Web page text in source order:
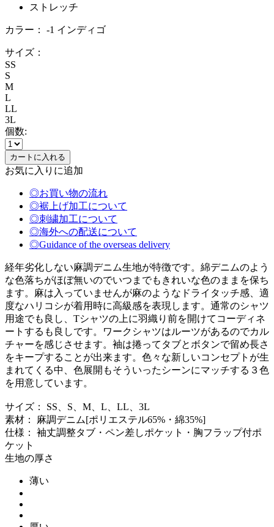
ストレッチ
カラー： -1 インディゴ
サイズ：
SS
S
M
L
LL
3L
個数:
お気に入りに追加
◎お買い物の流れ
◎裾上げ加工について
◎刺繍加工について
◎海外への配送について
◎Guidance of the overseas delivery
経年劣化しない麻調デニム生地が特徴です。綿デニムのよう
な色落ちがほぼ無いのでいつまでもきれいな色のままを保ち
ます。麻は入っていませんが麻のようなドライタッチ感、適
度なハリコシが着用時に高級感を表現します。通常のシャツ
用途でも良し、Tシャツの上に羽織り前を開けてコーディネ
ートするも良しです。ワークシャツはルーツがあるのでカル
チャーを感じさせます。袖は捲ってタブとボタンで留め長さ
をキープすることが出来ます。色々な新しいコンセプトが生
まれてくる中、色展開もそういったシーンにマッチする３色
を用意しています。
サイズ： SS、S、M、L、LL、3L
素材： 麻調デニム[ポリエステル65%・綿35%]
仕様： 袖丈調整タブ・ペン差しポケット・胸フラップ付ポ
ケット
生地の厚さ
薄い